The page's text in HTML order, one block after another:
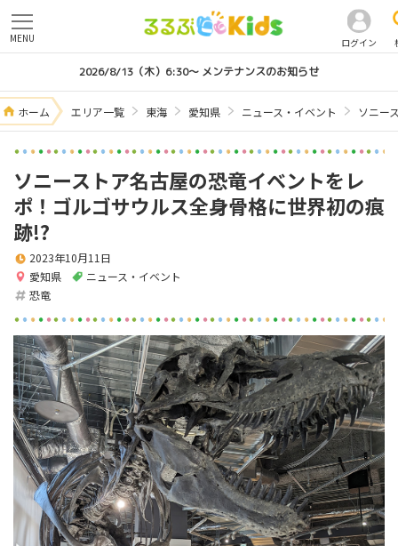
ログイン
MENU
2026/8/13（木）6:30～ メンテナンスのお知らせ
ホーム エリア一覧 東海 愛知県 ニュース・イベント ソニー
ソニーストア名古屋の恐竜イベントをレ
ポ！ゴルゴサウルス全身骨格に世界初の痕
跡!?
愛知県 ニュース・イベント
2023年10月11日
恐竜